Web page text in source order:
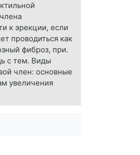
к эрекции, если
проводиться как
фиброз, при.
с тем. Виды
член: основные
увеличения